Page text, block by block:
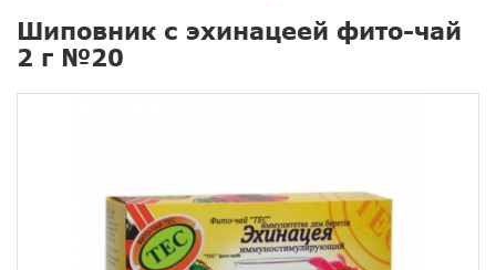
Шиповник с эхинацеей фито-чай
2 г №20